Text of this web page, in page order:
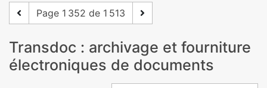
Page 1 352 de 1 513
Transdoc : archivage et fourniture
électroniques de documents